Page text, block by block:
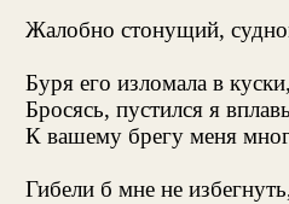
Жалобно стонущий,
Буря его изломала в
Бросясь, пустился я
К вашему брегу меня
Гибели б мне не